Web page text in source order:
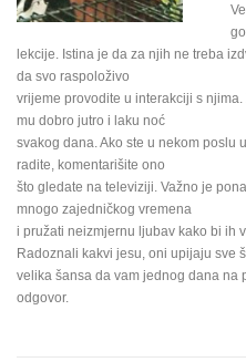
lekcije. Istina je da za njih ne treba
da svo raspoloživo
vrijeme provodite u interakciji s
mu dobro jutro i laku noć
svakog dana. Ako ste u nekom poslu
radite, komentarišite ono
što gledate na televiziji. Važno je
mnogo zajedničkog vremena
i pružati neizmjernu ljubav kako bi ih
Radoznali kakvi jesu, oni upijaju sve
velika šansa da vam jednog dana na
odgovor.